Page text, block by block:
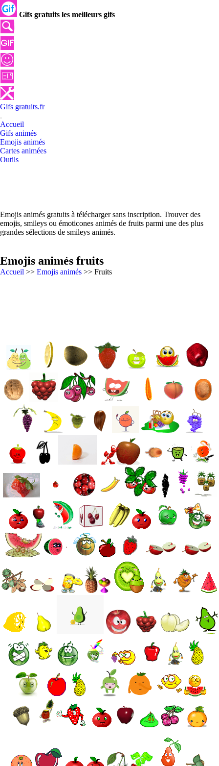
Gifs gratuits les meilleurs gifs
Gifs gratuits.fr
Accueil
Gifs animés
Emojis animés
Cartes animées
Outils
Emojis animés gratuits à télécharger sans inscription. Trouver des
emojis, smileys ou émoticones animés de fruits parmi une des plus
grandes sélections de smileys animés.
Emojis animés fruits
Accueil >> Emojis animés >> Fruits